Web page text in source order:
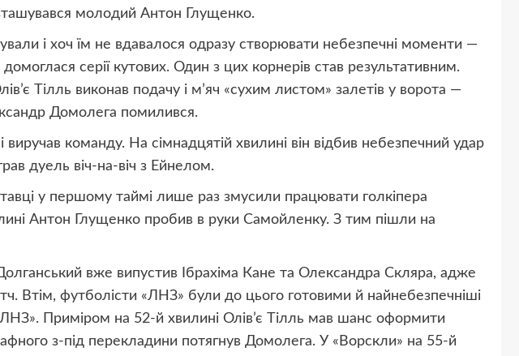
молодий Антон Глущенко.
і хоч їм не вдавалося одразу створювати небезпечні моменти —
серії кутових. Один з цих корнерів став результативним.
Тілль виконав подачу і м’яч «сухим листом» залетів у ворота —
Домолега помилився.
виручав команду. На сімнадцятій хвилині він відбив небезпечний удар
дуель віч-на-віч з Ейнелом.
у першому таймі лише раз змусили працювати голкіпера
Антон Глущенко пробив в руки Самойленку. З тим пішли на
вже випустив Ібрахіма Кане та Олександра Скляра, адже
Втім, футболісти «ЛНЗ» були до цього готовими й найнебезпечніші
Приміром на 52-й хвилині Олів’є Тілль мав шанс оформити
з-під перекладини потягнув Домолега. У «Ворскли» на 55-й